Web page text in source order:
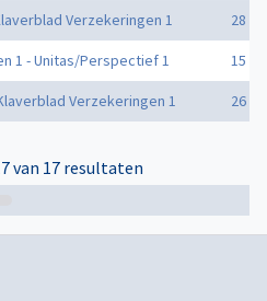
Verzekeringen 1 28 -
1 - Unitas/Perspectief 1 15 -
Verzekeringen 1 26 -
van 17 resultaten